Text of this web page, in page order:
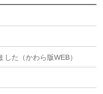
た（かわら版WEB）